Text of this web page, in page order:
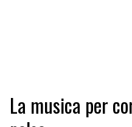
La musica per